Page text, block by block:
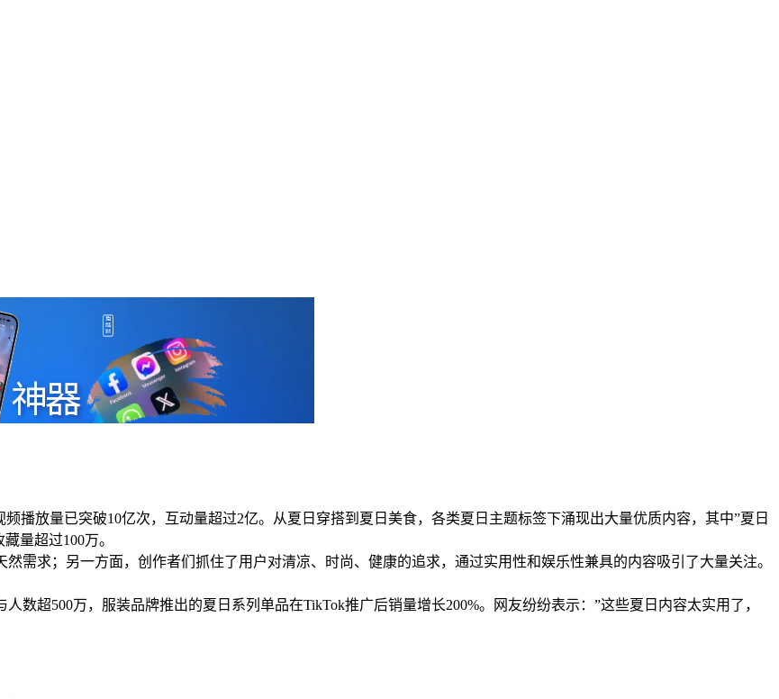
播放量已突破10亿次，互动量超过2亿。从夏日穿搭到夏日美食，各类夏日主题标签下涌现出大量优质内容，其中”夏日
量超过100万。
需求；另一方面，创作者们抓住了用户对清凉、时尚、健康的追求，通过实用性和娱乐性兼具的内容吸引了大量关注。
数超500万，服装品牌推出的夏日系列单品在TikTok推广后销量增长200%。网友纷纷表示：”这些夏日内容太实用了，